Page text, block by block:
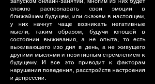
сложно распознавать свои эмоции в
ближайшем будущем, или скажем в настоящем,
у них начнут чаще возникать негативные
мысли, таким образом, будучи юношей в
состоянии выживания, а не опыта, то есть
выживающего изо дня в день, а не живущего
другими мыслями и позитивным стремлением к
будущему. И все это приводит к факторам
нарушения поведения, расстройств настроения
и депрессии.